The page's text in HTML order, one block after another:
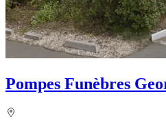
Pompes Funèbres